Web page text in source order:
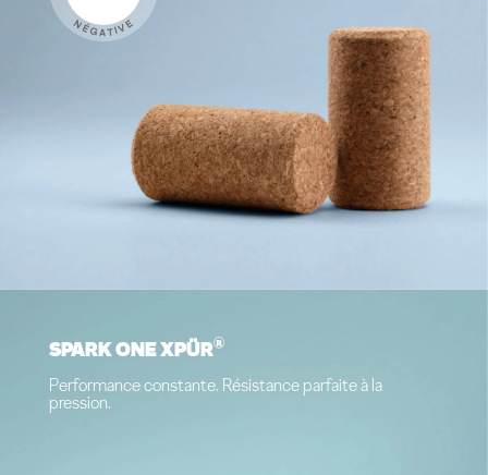
NÉGATIVE
SPARK ONE XPÜR®
Performance constante. Résistance parfaite à la
pression.